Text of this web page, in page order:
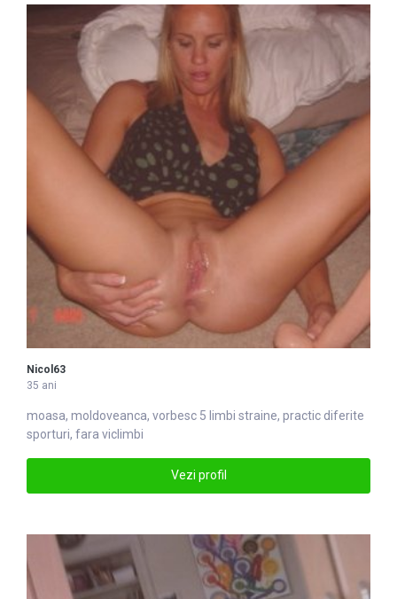
Nicol63
35 ani
moasa, moldoveanca, vorbesc 5 limbi straine, practic diferite
sporturi, fara viclimbi
Vezi profil